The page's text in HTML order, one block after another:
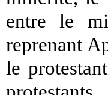
entre le
reprenant
le